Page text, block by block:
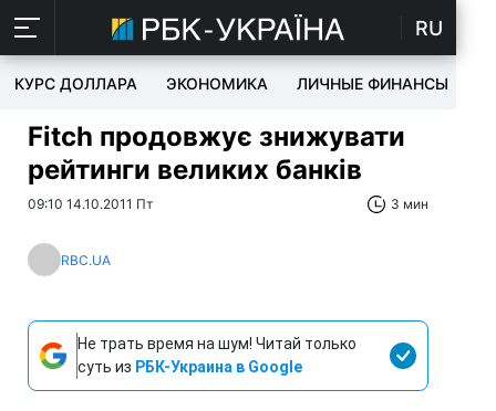
RU
КУРС ДОЛЛАРА ЭКОНОМИКА ЛИЧНЫЕ ФИНАНСЫ
Fitch продовжує знижувати
рейтинги великих банків
09:10 14.10.2011 Пт 3 мин
RBC.UA
Не трать время на шум! Читай только
суть из РБК-Украина в Google